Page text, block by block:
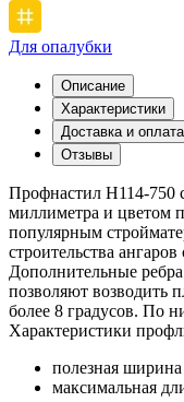
Для опалубки
Описание
Характеристики
Доставка и оплата
Отзывы
Профнастил Н114-750
миллиметра и цветом
популярным
строительства
Дополнительные
позволяют возводить
более 8 градусов. По
Характеристики
полезная
максимальная